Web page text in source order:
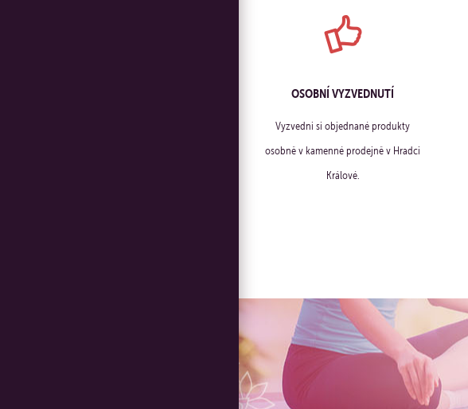
OSOBNÍ VYZVEDNUTÍ
Vyzvedni si objednané produkty
osobně v kamenné prodejně v Hradci
Králové.